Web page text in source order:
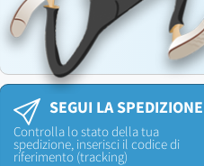
SEGUI LA SPEDIZIONE
Controlla lo stato della tua
spedizione, inserisci il codice di
riferimento (tracking)